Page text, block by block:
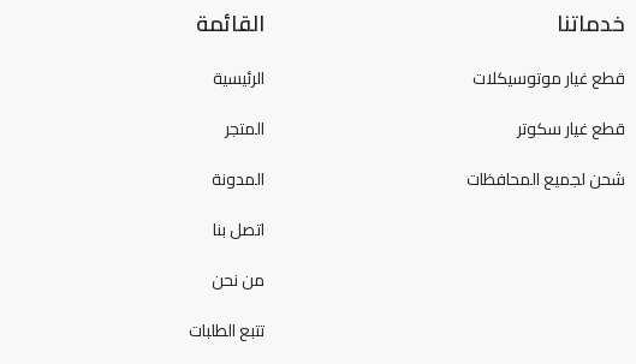
خدماتنا
قطع غيار موتوسيكلات
قطع غيار سكوتر
شحن لجميع المحافظات
القائمة
الرئيسية
المتجر
المدونة
اتصل بنا
من نحن
تتبع الطلبات